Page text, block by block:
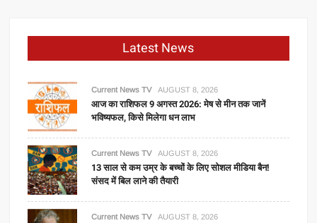
Latest News
Current News TV AUGUST 8, 2026
आज का राशिफल 9 अगस्त 2026: मेष से मीन तक जानें
भविष्यफल, किसे मिलेगा धन लाभ
Current News TV AUGUST 8, 2026
13 साल से कम उम्र के बच्चों के लिए सोशल मीडिया बैन!
संसद में बिल लाने की तैयारी
Current News TV AUGUST 8, 2026